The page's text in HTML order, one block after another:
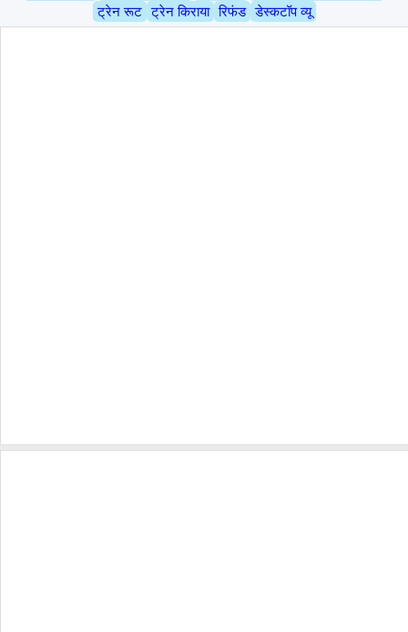
ट्रेन रूट ट्रेन किराया रिफंड डेस्कटॉप व्यू